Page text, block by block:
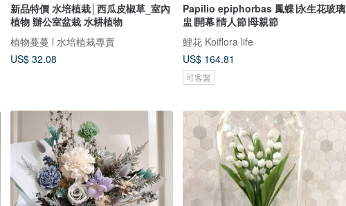
新品特價 水培植栽│西瓜皮椒草_室內
植物 辦公室盆栽 水耕植物
植物蔓蔓 l 水培植栽專賣
US$ 32.08
Papilio epiphorbas 鳳蝶∣永生花玻璃
盅∣開幕∣情人節∣母親節
鯉花 Koiflora life
US$ 164.81
可客製